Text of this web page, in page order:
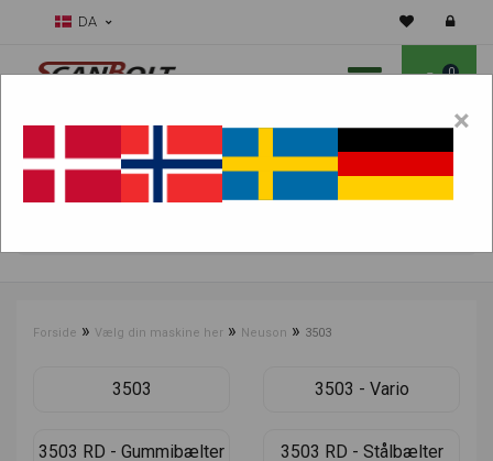
DA
0
Forside » Vælg din maskine her » Neuson » 3503
3503 3503 - Vario
3503 RD - Gummibælter 3503 RD - Stålbælter
×